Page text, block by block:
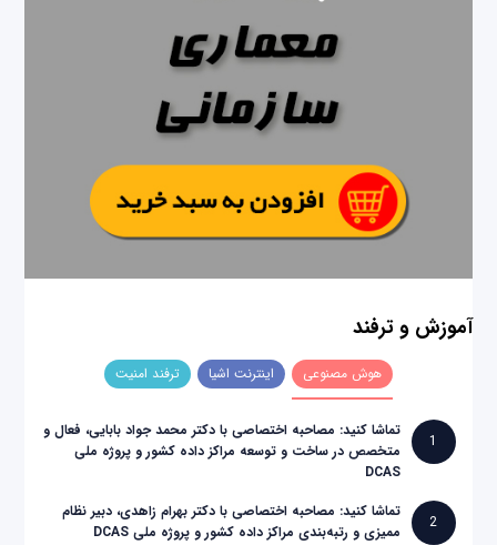
آموزش و ترفند
هوش مصنوعی اینترنت اشیا ترفند امنیت
1
تماشا کنید: مصاحبه اختصاصی با دکتر محمد جواد بابایی، فعال و
متخصص در ساخت و توسعه مراکز داده کشور و پروژه ملی
DCAS
2
تماشا کنید: مصاحبه اختصاصی با دکتر بهرام زاهدی، دبیر نظام
ممیزی و رتبه‌بندی مراکز داده کشور و پروژه ملی DCAS